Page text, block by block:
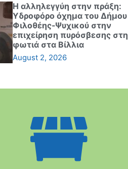
Η αλληλεγγύη στην πράξη:
Υδροφόρο όχημα του Δήμου
Φιλοθέης-Ψυχικού στην
επιχείρηση πυρόσβεσης στη
φωτιά στα Βίλλια
August 2, 2026